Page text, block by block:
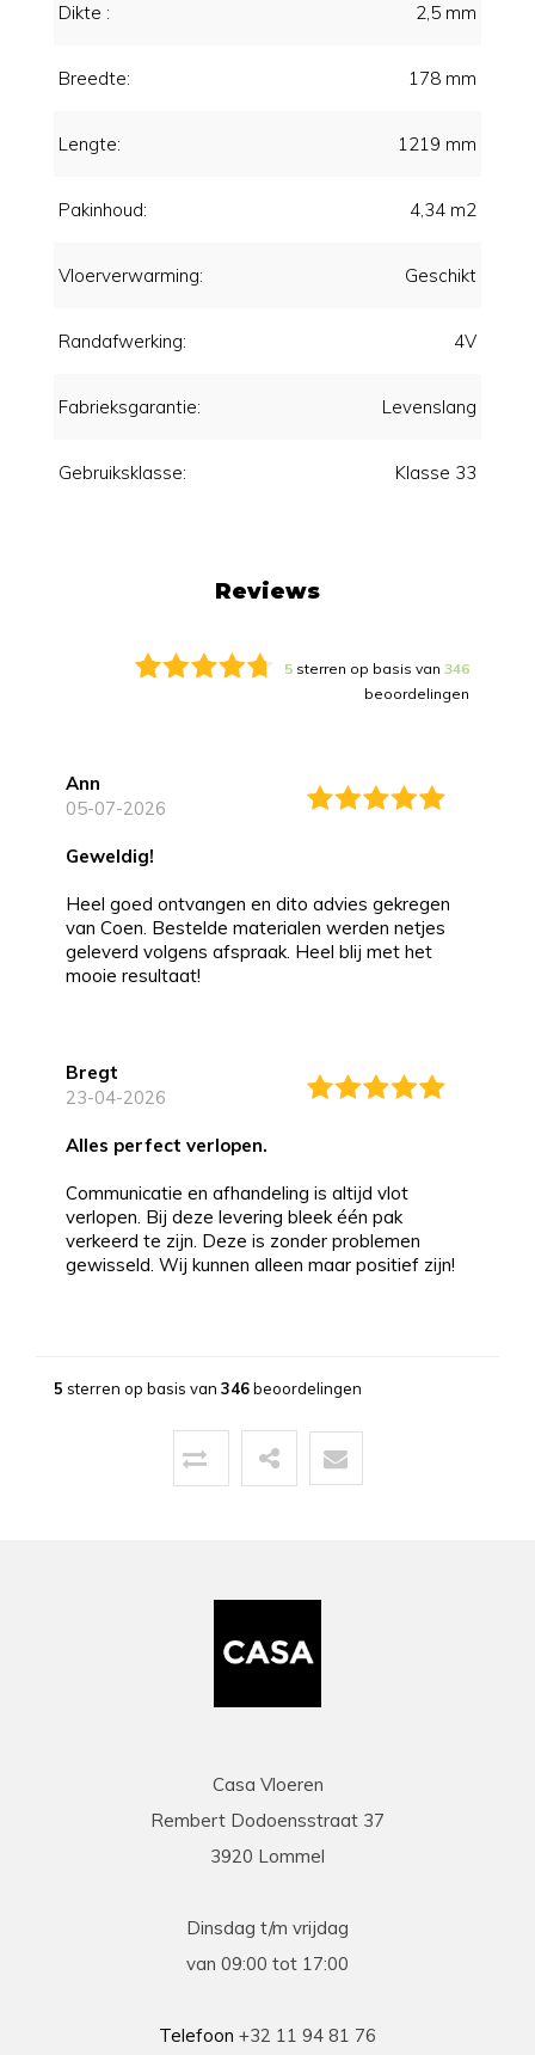
Dikte : 2,5 mm
Breedte: 178 mm
Lengte: 1219 mm
Pakinhoud: 4,34 m2
Vloerverwarming: Geschikt
Randafwerking: 4V
Fabrieksgarantie: Levenslang
Gebruiksklasse: Klasse 33
Reviews
5 sterren op basis van 346
beoordelingen
Ann
05-07-2026
Geweldig!
Heel goed ontvangen en dito advies gekregen
van Coen. Bestelde materialen werden netjes
geleverd volgens afspraak. Heel blij met het
mooie resultaat!
Bregt
23-04-2026
alles perfect verlopen.
Communicatie en afhandeling is altijd vlot
verlopen. Bij deze levering bleek één pak
verkeerd te zijn. Deze is zonder problemen
gewisseld. Wij kunnen alleen maar positief zijn!
13-03-2026
Uitstekende service zowel voor, tijdens als na
vermelding voor de heel vriendelijke en
benodigdheden leverde en ons hielp om deze
Prima geholpen bij zowel de keuze als plaatsing
problemen tijdens plaatsing .
5 sterren op basis van 346beoordelingen
Casa Vloeren
Rembert Dodoensstraat 37
3920 Lommel
Dinsdag t/m vrijdag
van 09:00 tot 17:00
Telefoon +32 11 94 81 76